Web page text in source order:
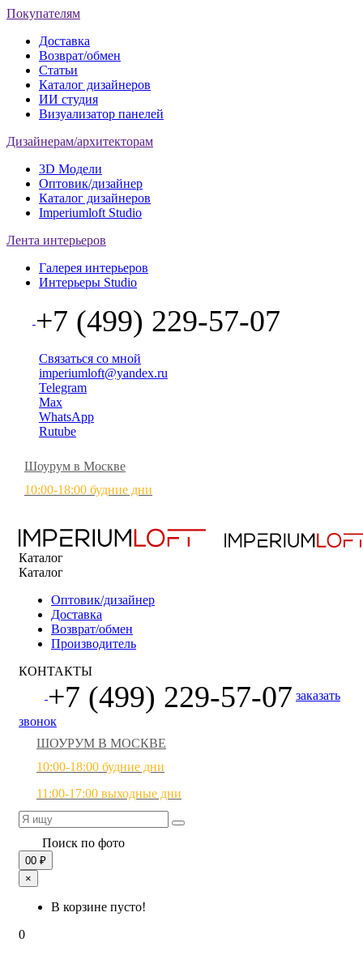
Покупателям
Доставка
Возврат/обмен
Статьи
Каталог дизайнеров
ИИ студия
Визуализатор панелей
Дизайнерам/архитекторам
3D Модели
Оптовик/дизайнер
Каталог дизайнеров
Imperiumloft Studio
Лента интерьеров
Галерея интерьеров
Интерьеры Studio
+7 (499) 229-57-07
Связаться со мной
imperiumloft@yandex.ru
Telegram
Max
WhatsApp
Rutube
Шоурум в Москве
10:00-18:00 будние дни
Каталог
Каталог
Оптовик/дизайнер
Доставка
Возврат/обмен
Производитель
КОНТАКТЫ
+7 (499) 229-57-07 заказать
звонок
ШОУРУМ В МОСКВЕ
10:00-18:00 будние дни
11:00-17:00 выходные дни
Поиск по фото
00 ₽
×
В корзине пусто!
0